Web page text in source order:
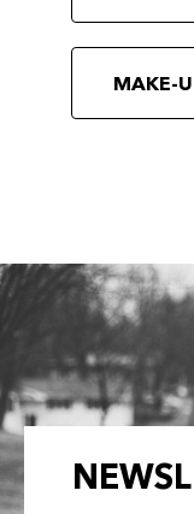
MAKE-